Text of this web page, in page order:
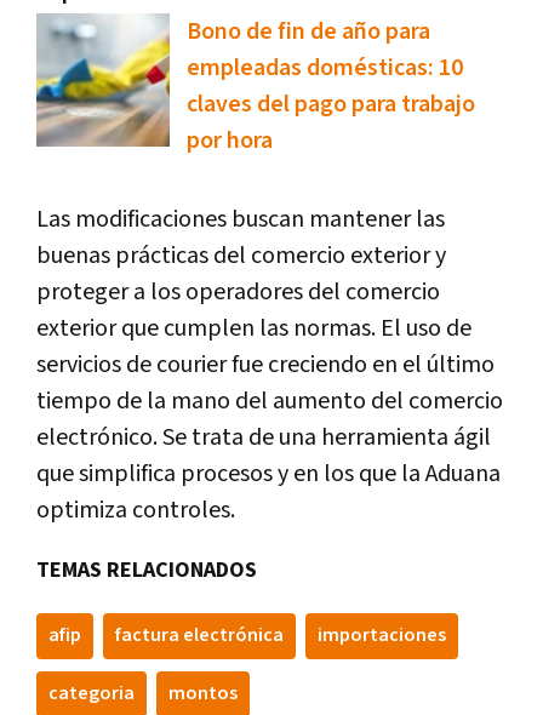
Bono de fin de año para
empleadas domésticas: 10
claves del pago para trabajo
por hora
Las modificaciones buscan mantener las
buenas prácticas del comercio exterior y
proteger a los operadores del comercio
exterior que cumplen las normas. El uso de
servicios de courier fue creciendo en el último
tiempo de la mano del aumento del comercio
electrónico. Se trata de una herramienta ágil
que simplifica procesos y en los que la Aduana
optimiza controles.
TEMAS RELACIONADOS
afip factura electrónica importaciones
categoria montos